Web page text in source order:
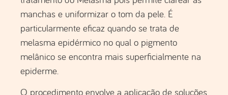
O tratamento do Melasma através do peeling
químico visa remover as camadas superficiais da
pele e promover a regeneração de uma pele
mais saudável e uniforme. Isso ajuda a reduzir a
concentração de pigmento escuro nas áreas